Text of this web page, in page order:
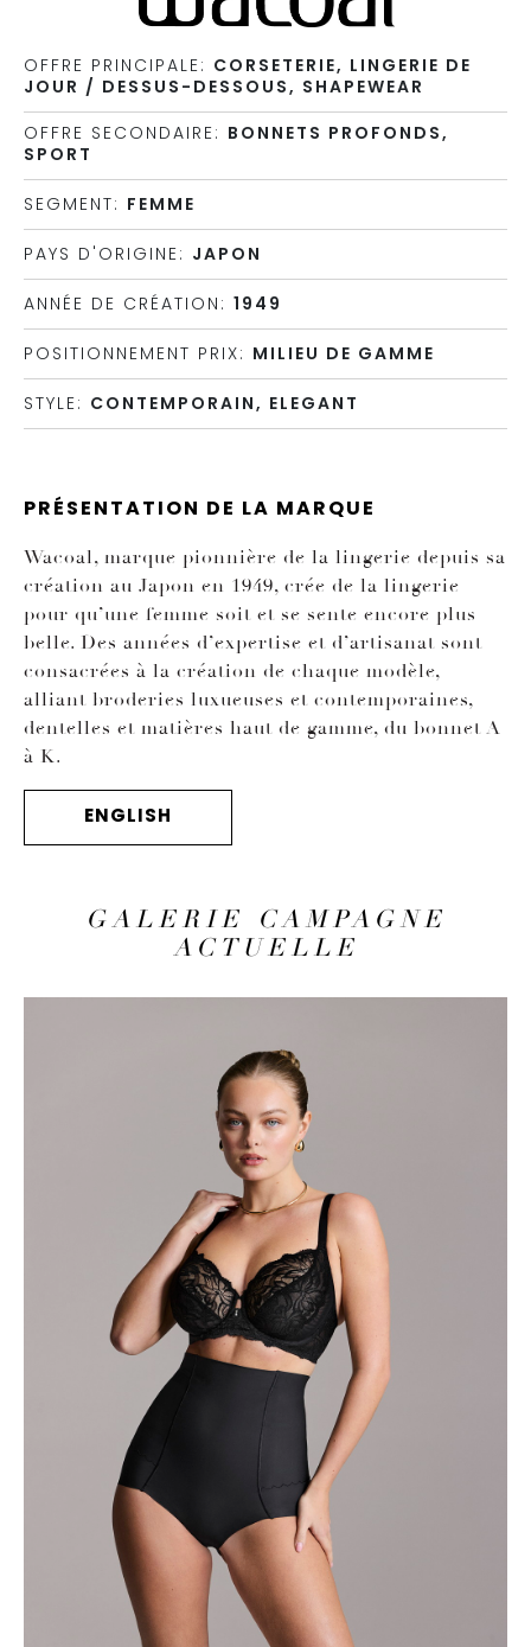
OFFRE PRINCIPALE: CORSETERIE, LINGERIE DE
JOUR / DESSUS-DESSOUS, SHAPEWEAR
OFFRE SECONDAIRE: BONNETS PROFONDS,
SPORT
SEGMENT: FEMME
PAYS D'ORIGINE: JAPON
ANNÉE DE CRÉATION: 1949
POSITIONNEMENT PRIX: MILIEU DE GAMME
STYLE: CONTEMPORAIN, ELEGANT
PRÉSENTATION DE LA MARQUE
Wacoal, marque pionnière de la lingerie depuis sa
création au Japon en 1949, crée de la lingerie
pour qu’une femme soit et se sente encore plus
belle. Des années d’expertise et d’artisanat sont
consacrées à la création de chaque modèle,
alliant broderies luxueuses et contemporaines,
dentelles et matières haut de gamme, du bonnet A
à K.
ENGLISH
GALERIE CAMPAGNE
ACTUELLE